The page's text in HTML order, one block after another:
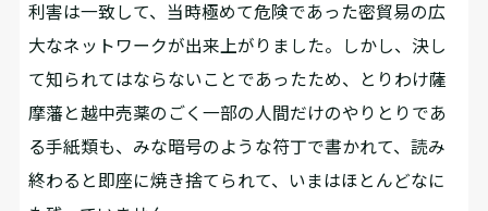
利害は一致して、当時極めて危険であった密貿易の広
大なネットワークが出来上がりました。しかし、決し
て知られてはならないことであったため、とりわけ薩
摩藩と越中売薬のごく一部の人間だけのやりとりであ
る手紙類も、みな暗号のような符丁で書かれて、読み
終わると即座に焼き捨てられて、いまはほとんどなに